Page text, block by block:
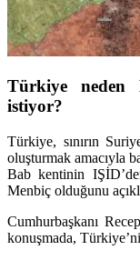
Türkiye neden
istiyor?
Türkiye, sınırın
oluşturmak amacıyla
Bab kentinin
Menbiç olduğunu
Cumhurbaşkanı
konuşmada,